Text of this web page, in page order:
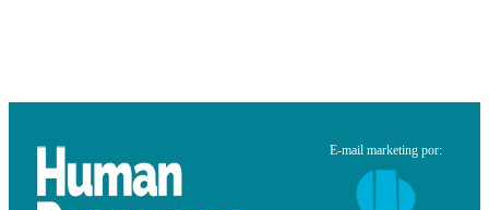
E-mail marketing por: